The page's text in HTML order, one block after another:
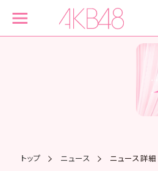
トップ ニュース ニュース詳細